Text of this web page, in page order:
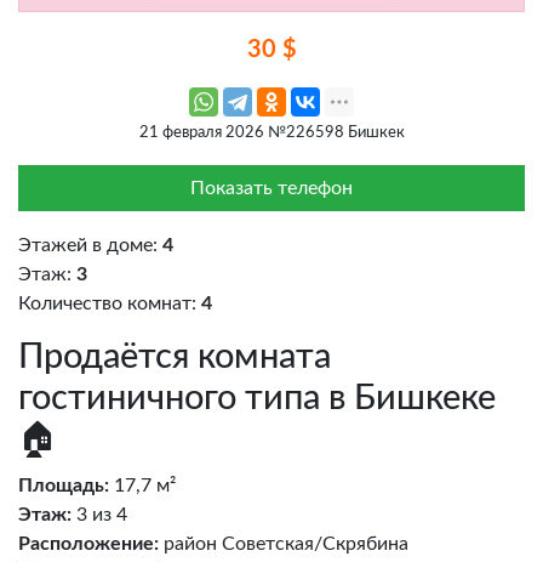
30 $
21 февраля 2026 №226598 Бишкек
Показать телефон
Этажей в доме: 4
Этаж: 3
Количество комнат: 4
Продаётся комната
гостиничного типа в Бишкеке
🏠
Площадь: 17,7 м²
Этаж: 3 из 4
Расположение: район Советская/Скрябина